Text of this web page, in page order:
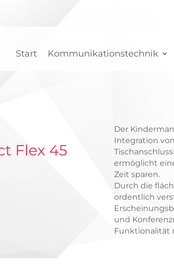
Start Kommunikationstechnik
Flex 45
Der
Integration
ermöglicht
Zeit sparen.
Durch die
ordentlich
und
Funktionalität